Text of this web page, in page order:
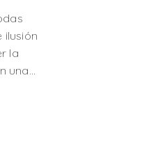
ilusión
la
una…